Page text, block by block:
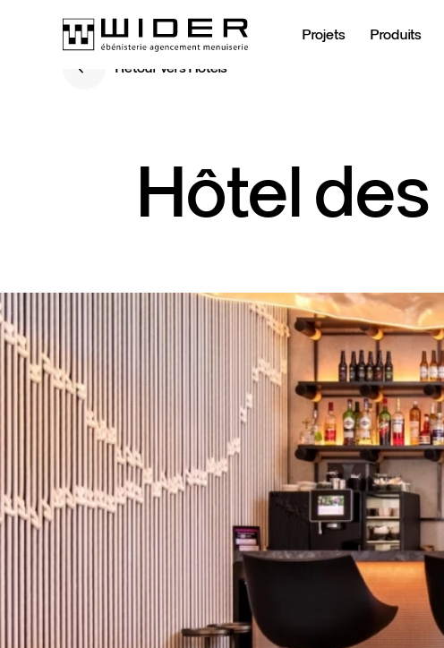
Projets Produits
Hôtel des